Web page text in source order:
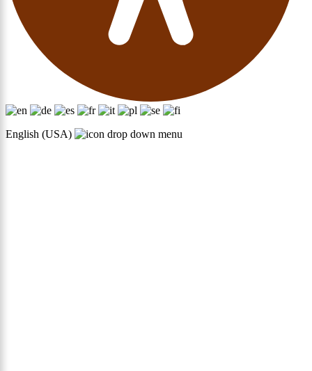
English (USA)